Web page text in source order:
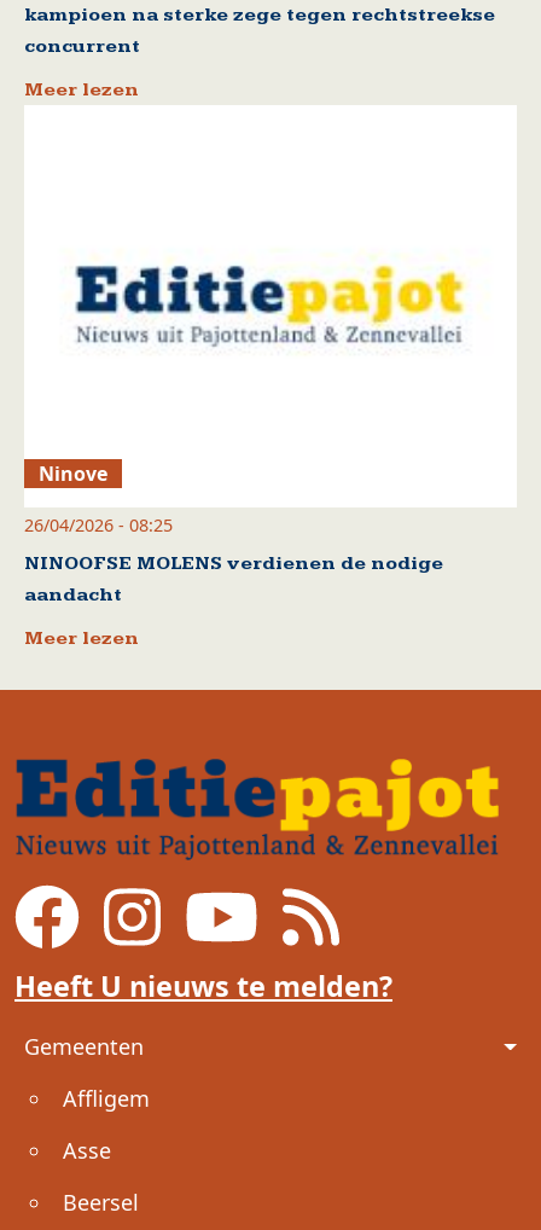
kampioen na sterke zege tegen rechtstreekse
concurrent
Meer lezen
Ninove
26/04/2026 - 08:25
NINOOFSE MOLENS verdienen de nodige
aandacht
Meer lezen
Heeft U nieuws te melden?
Voet
Gemeenten
Affligem
Asse
Beersel